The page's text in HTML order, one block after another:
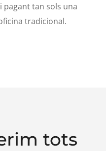
pagant tan sols una
tradicional.
tots